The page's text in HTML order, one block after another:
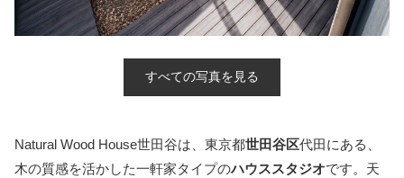
すべての写真を見る
Natural Wood House世田谷は、東京都世田谷区代田にある、
木の質感を活かした一軒家タイプのハウススタジオです。天